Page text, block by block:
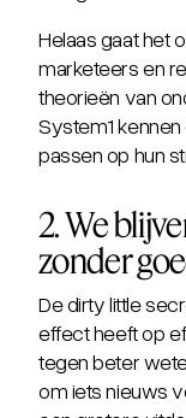
Helaas gaat het
marketeers en
theorieën van
System1
passen op hun
2. We
zonder
Dedirty little
effect heeft op
tegen beter
om iets nieuws